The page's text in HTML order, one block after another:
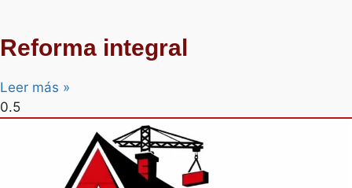
Reforma integral
Leer más »